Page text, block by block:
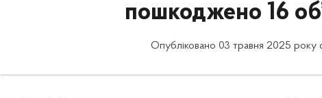
пошкоджено 16
Опубліковано 03 травня 2025 року